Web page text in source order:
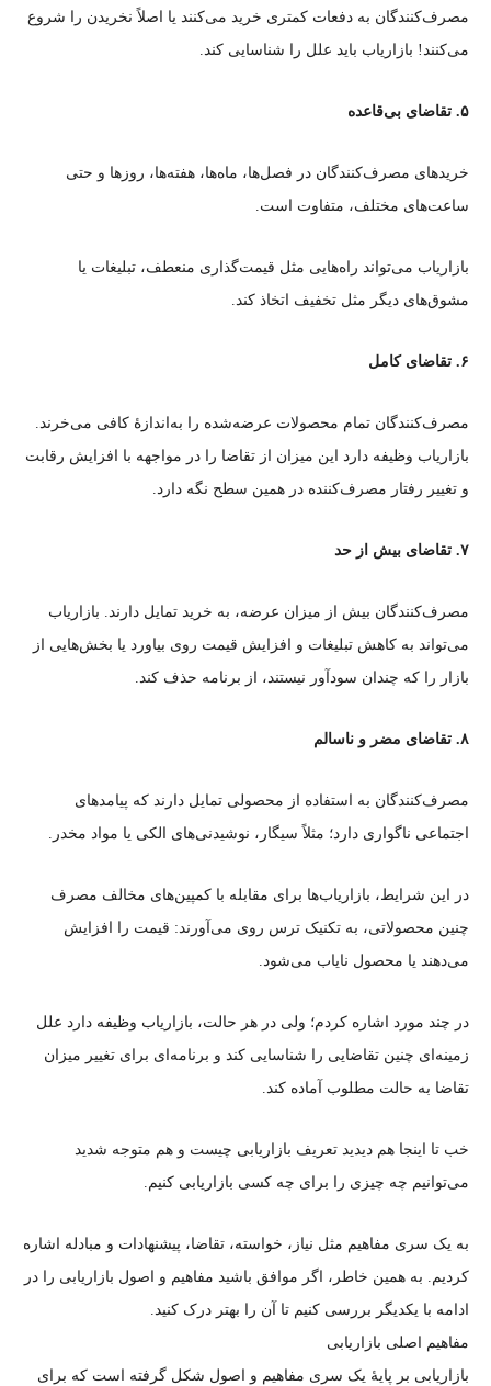
مصرف‌کنندگان به دفعات کمتری خرید می‌کنند یا اصلاً نخریدن را شروع
می‌کنند! بازاریاب باید علل را شناسایی کند.
۵. تقاضای بی‌قاعده
خریدهای مصرف‌کنندگان در فصل‌ها، ماه‌ها، هفته‌ها، روزها و حتی
ساعت‌های مختلف، متفاوت است.
بازاریاب می‌تواند راه‌هایی مثل قیمت‌گذاری منعطف، تبلیغات یا
مشوق‌های دیگر مثل تخفیف اتخاذ کند.
۶. تقاضای کامل
مصرف‌کنندگان تمام محصولات عرضه‌شده را به‌اندازهٔ کافی می‌خرند.
بازاریاب وظیفه دارد این میزان از تقاضا را در مواجهه با افزایش رقابت
و تغییر رفتار مصرف‌کننده در همین سطح نگه دارد.
۷. تقاضای بیش از حد
مصرف‌کنندگان بیش از میزان عرضه، به خرید تمایل دارند. بازاریاب
می‌تواند به کاهش تبلیغات و افزایش قیمت روی بیاورد یا بخش‌هایی از
بازار را که چندان سودآور نیستند، از برنامه حذف کند.
۸. تقاضای مضر و ناسالم
مصرف‌کنندگان به استفاده از محصولی تمایل دارند که پیامدهای
اجتماعی ناگواری دارد؛ مثلاً سیگار، نوشیدنی‌های الکی یا مواد مخدر.
در این شرایط، بازاریاب‌ها برای مقابله با کمپین‌های مخالف مصرف
چنین محصولاتی، به تکنیک ترس روی می‌آورند: قیمت را افزایش
می‌دهند یا محصول نایاب می‌شود.
در چند مورد اشاره کردم؛ ولی در هر حالت، بازاریاب وظیفه دارد علل
زمینه‌ای چنین تقاضایی را شناسایی کند و برنامه‌ای برای تغییر میزان
تقاضا به حالت مطلوب آماده کند.
خب تا اینجا هم دیدید تعریف بازاریابی چیست و هم متوجه شدید
می‌توانیم چه چیزی را برای چه کسی بازاریابی کنیم.
به یک سری مفاهیم مثل نیاز، خواسته، تقاضا، پیشنهادات و مبادله اشاره
کردیم. به همین خاطر، اگر موافق باشید مفاهیم و اصول بازاریابی را در
ادامه با یکدیگر بررسی کنیم تا آن را بهتر درک کنید.
مفاهیم اصلی بازاریابی
بازاریابی بر پایهٔ یک سری مفاهیم و اصول شکل گرفته است که برای